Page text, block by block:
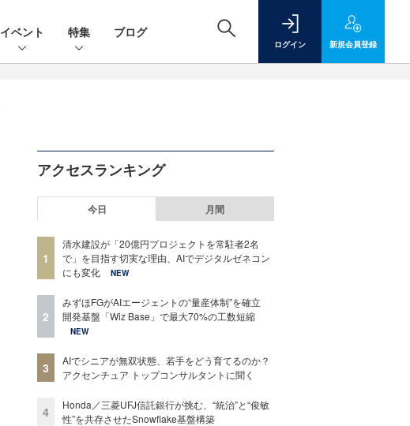
イベント 特集 ブログ
ログイン 新規会員登録
アクセスランキング
今日 月間
1
清水建設が「20億円プロジェクトを常駐者2名
で」を目指す切実な理由、AIでデジタルゼネコン
にも変化
NEW
2
みずほFGがAIエージェントの“量産体制”を確立
開発基盤「Wiz Base」で最大70%の工数短縮
NEW
3
AIでシニアが無双状態、若手をどう育てるのか？
アクセンチュア トップコンサルタントに聞く
4
Honda／三菱UFJ信託銀行が挑む、“統治”と“俊敏
性”を共存させたSnowflake基盤構築